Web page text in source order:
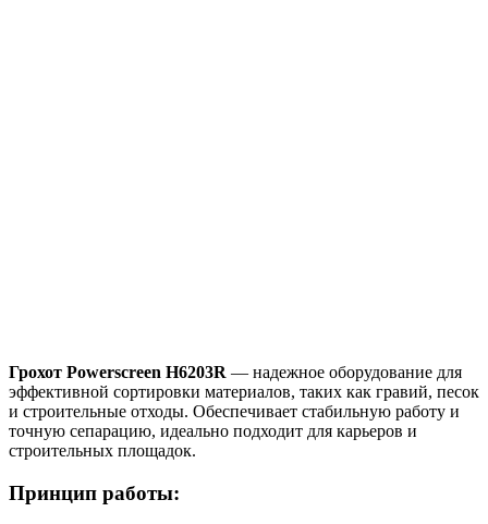
Грохот Powerscreen H6203R — надежное оборудование для
эффективной сортировки материалов, таких как гравий, песок
и строительные отходы. Обеспечивает стабильную работу и
точную сепарацию, идеально подходит для карьеров и
строительных площадок.
Принцип работы: